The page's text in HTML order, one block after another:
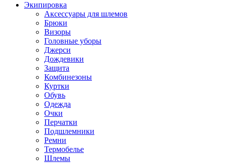
Экипировка
Аксессуары для шлемов
Брюки
Визоры
Головные уборы
Джерси
Дождевики
Защита
Комбинезоны
Куртки
Обувь
Одежда
Очки
Перчатки
Подшлемники
Ремни
Термобелье
Шлемы